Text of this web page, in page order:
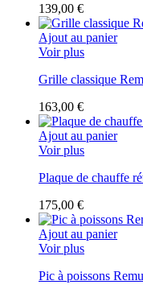
139,00 €
Ajout au panier
Voir plus
Grille classique
163,00 €
Ajout au panier
Voir plus
Plaque de chauffe
175,00 €
Ajout au panier
Voir plus
Pic à poissons